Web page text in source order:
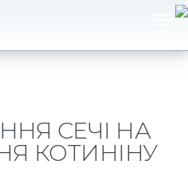
СЕЧІ НА
КОТИНІНУ